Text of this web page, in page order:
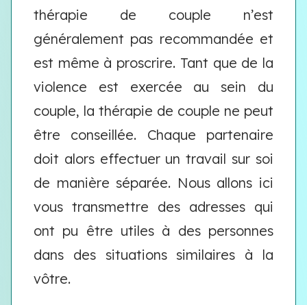
thérapie de couple n’est
généralement pas recommandée et
est même à proscrire. Tant que de la
violence est exercée au sein du
couple, la thérapie de couple ne peut
être conseillée. Chaque partenaire
doit alors effectuer un travail sur soi
de manière séparée. Nous allons ici
vous transmettre des adresses qui
ont pu être utiles à des personnes
dans des situations similaires à la
vôtre.